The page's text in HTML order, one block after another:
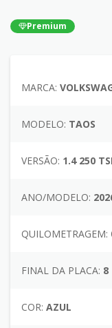
Premium
MARCA:
MODELO: TAOS
VERSÃO: 1.4 250
ANO/MODELO:
QUILOMETRAGEM:
FINAL DA PLACA: 8
COR: AZUL